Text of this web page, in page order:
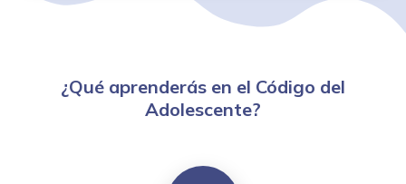
¿Qué aprenderás en el Código del
Adolescente?